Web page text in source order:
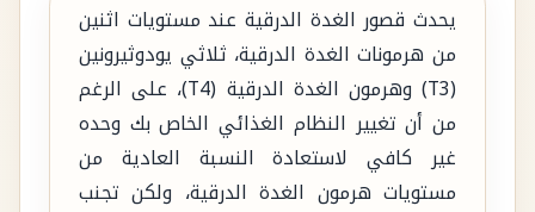
يحدث قصور الغدة الدرقية عند مستويات اثنين
من هرمونات الغدة الدرقية، ثلاثي يودوثيرونين
(T3) وهرمون الغدة الدرقية (T4)، على الرغم
من أن تغيير النظام الغذائي الخاص بك وحده
غير كافي لاستعادة النسبة العادية من
مستويات هرمون الغدة الدرقية، ولكن تجنب